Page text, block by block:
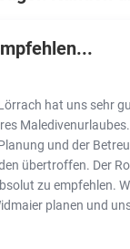
hat uns sehr
und der
übertroffen. Der
zu empfehlen.
planen und